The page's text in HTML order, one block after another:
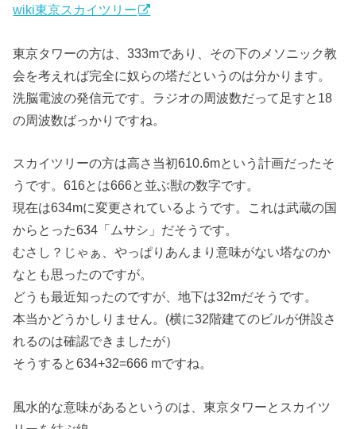
wiki東京スカイツリー
東京タワーの方は、333mであり、その下のメソニック教
会を考えれば完全に奴らの塔だというのは分かります。
洗脳電波の発信元です。ラジオの周波数だって足すと18
の周波数ばっかりですね。
スカイツリーの方は高さ当初610.6mという計画だったそ
うです。616とは666と並ぶ獣の数字です。
現在は634mに変更されているようです。これは武蔵の国
からとった634「ムサシ」だそうです。
むさし？じゃぁ、やっぱりあんまり意味がない塔なのか
なとも思ったのですが。
どうも最近知ったのですが、地下は32mだそうです。
本当かどうかしりません。(横に32階建てのビルが併設さ
れるのは確認できましたが）
そうすると634+32=666 mですね。
風水的な意味があるというのは、東京タワーとスカイツ